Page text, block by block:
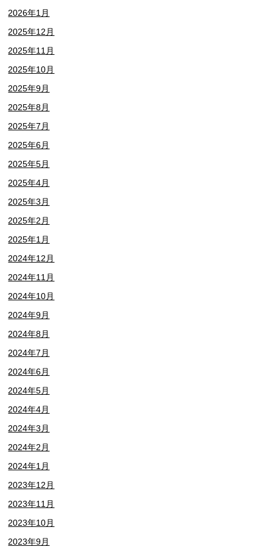
2026年1月
2025年12月
2025年11月
2025年10月
2025年9月
2025年8月
2025年7月
2025年6月
2025年5月
2025年4月
2025年3月
2025年2月
2025年1月
2024年12月
2024年11月
2024年10月
2024年9月
2024年8月
2024年7月
2024年6月
2024年5月
2024年4月
2024年3月
2024年2月
2024年1月
2023年12月
2023年11月
2023年10月
2023年9月